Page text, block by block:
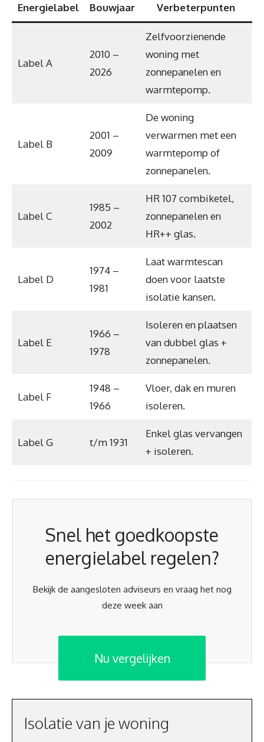
Energielabel Bouwjaar Verbeterpunten
Label A
2010 –
2026
Zelfvoorzienende
woning met
zonnepanelen en
warmtepomp.
Label B
2001 –
2009
De woning
verwarmen met een
warmtepomp of
zonnepanelen.
Label C
1985 –
2002
HR 107 combiketel,
zonnepanelen en
HR++ glas.
Label D
1974 –
1981
Laat warmtescan
doen voor laatste
isolatie kansen.
Label E
1966 –
1978
Isoleren en plaatsen
van dubbel glas +
zonnepanelen.
Label F
1948 –
1966
Vloer, dak en muren
isoleren.
Label G t/m 1931
Enkel glas vervangen
+ isoleren.
Snel het goedkoopste
energielabel regelen?
Bekijk de aangesloten adviseurs en vraag het nog
deze week aan
Nu vergelijken
Isolatie van je woning